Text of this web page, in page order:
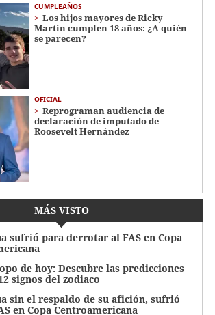
CUMPLEAÑOS
Los hijos mayores de Ricky
Martin cumplen 18 años: ¿A quién
se parecen?
OFICIAL
Reprograman audiencia de
declaración de imputado de
Roosevelt Hernández
MÁS VISTO
sufrió para derrotar al FAS en Copa
de hoy: Descubre las predicciones
signos del zodiaco
sin el respaldo de su afición, sufrió
en Copa Centroamericana